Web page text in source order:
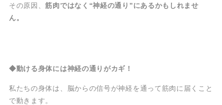
その原因、筋肉ではなく“神経の通り”にあるかもしれませ
ん。
◆動ける身体には神経の通りがカギ！
私たちの身体は、脳からの信号が神経を通って筋肉に届くこと
で動きます。